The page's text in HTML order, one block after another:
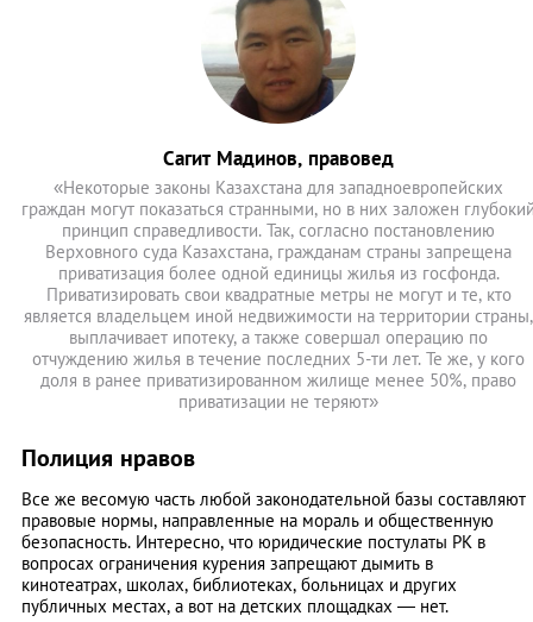
Сагит Мадинов, правовед
«Некоторые законы Казахстана для западноевропейских
граждан могут показаться странными, но в них заложен
принцип справедливости. Так, согласно постановлению
Верховного суда Казахстана, гражданам страны запрещена
приватизация более одной единицы жилья из госфонда.
Приватизировать свои квадратные метры не могут и те, кто
является владельцем иной недвижимости на территории страны,
выплачивает ипотеку, а также совершал операцию по
отчуждению жилья в течение последних 5-ти лет. Те же, у кого
доля в ранее приватизированном жилище менее 50%, право
приватизации не теряют»
Полиция нравов
Все же весомую часть любой законодательной базы составляют
правовые нормы, направленные на мораль и общественную
безопасность. Интересно, что юридические постулаты РК в
вопросах ограничения курения запрещают дымить в
кинотеатрах, школах, библиотеках, больницах и других
публичных местах, а вот на детских площадках — нет.